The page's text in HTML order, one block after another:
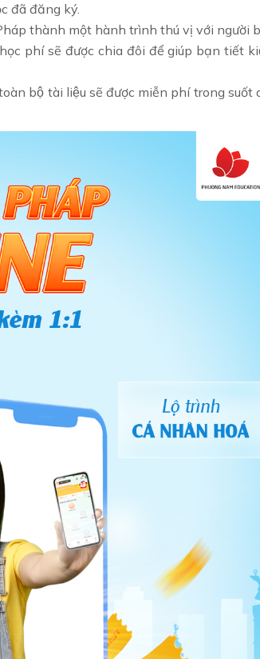
đã đăng ký.
thành một hành trình thú vị với người
phí sẽ được chia đôi để giúp bạn tiết
bộ tài liệu sẽ được miễn phí trong suốt